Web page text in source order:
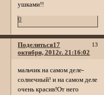
ушками!!
0
Поделиться 13
17
октября, 2012г. 21:16:02
мальчик на самом деле-
солнечный! и на самом деле
очень красив!От него